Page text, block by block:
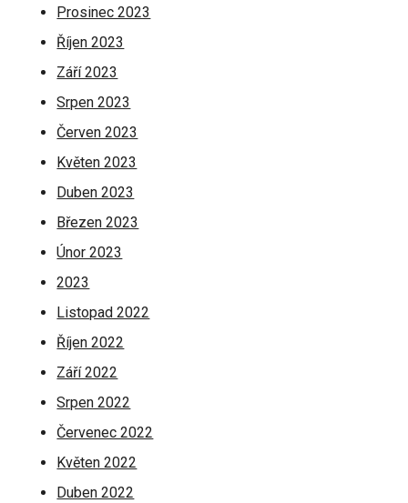
Prosinec 2023
Říjen 2023
Září 2023
Srpen 2023
Červen 2023
Květen 2023
Duben 2023
Březen 2023
Únor 2023
2023
Listopad 2022
Říjen 2022
Září 2022
Srpen 2022
Červenec 2022
Květen 2022
Duben 2022